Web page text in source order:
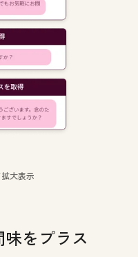
大表示
をプラス